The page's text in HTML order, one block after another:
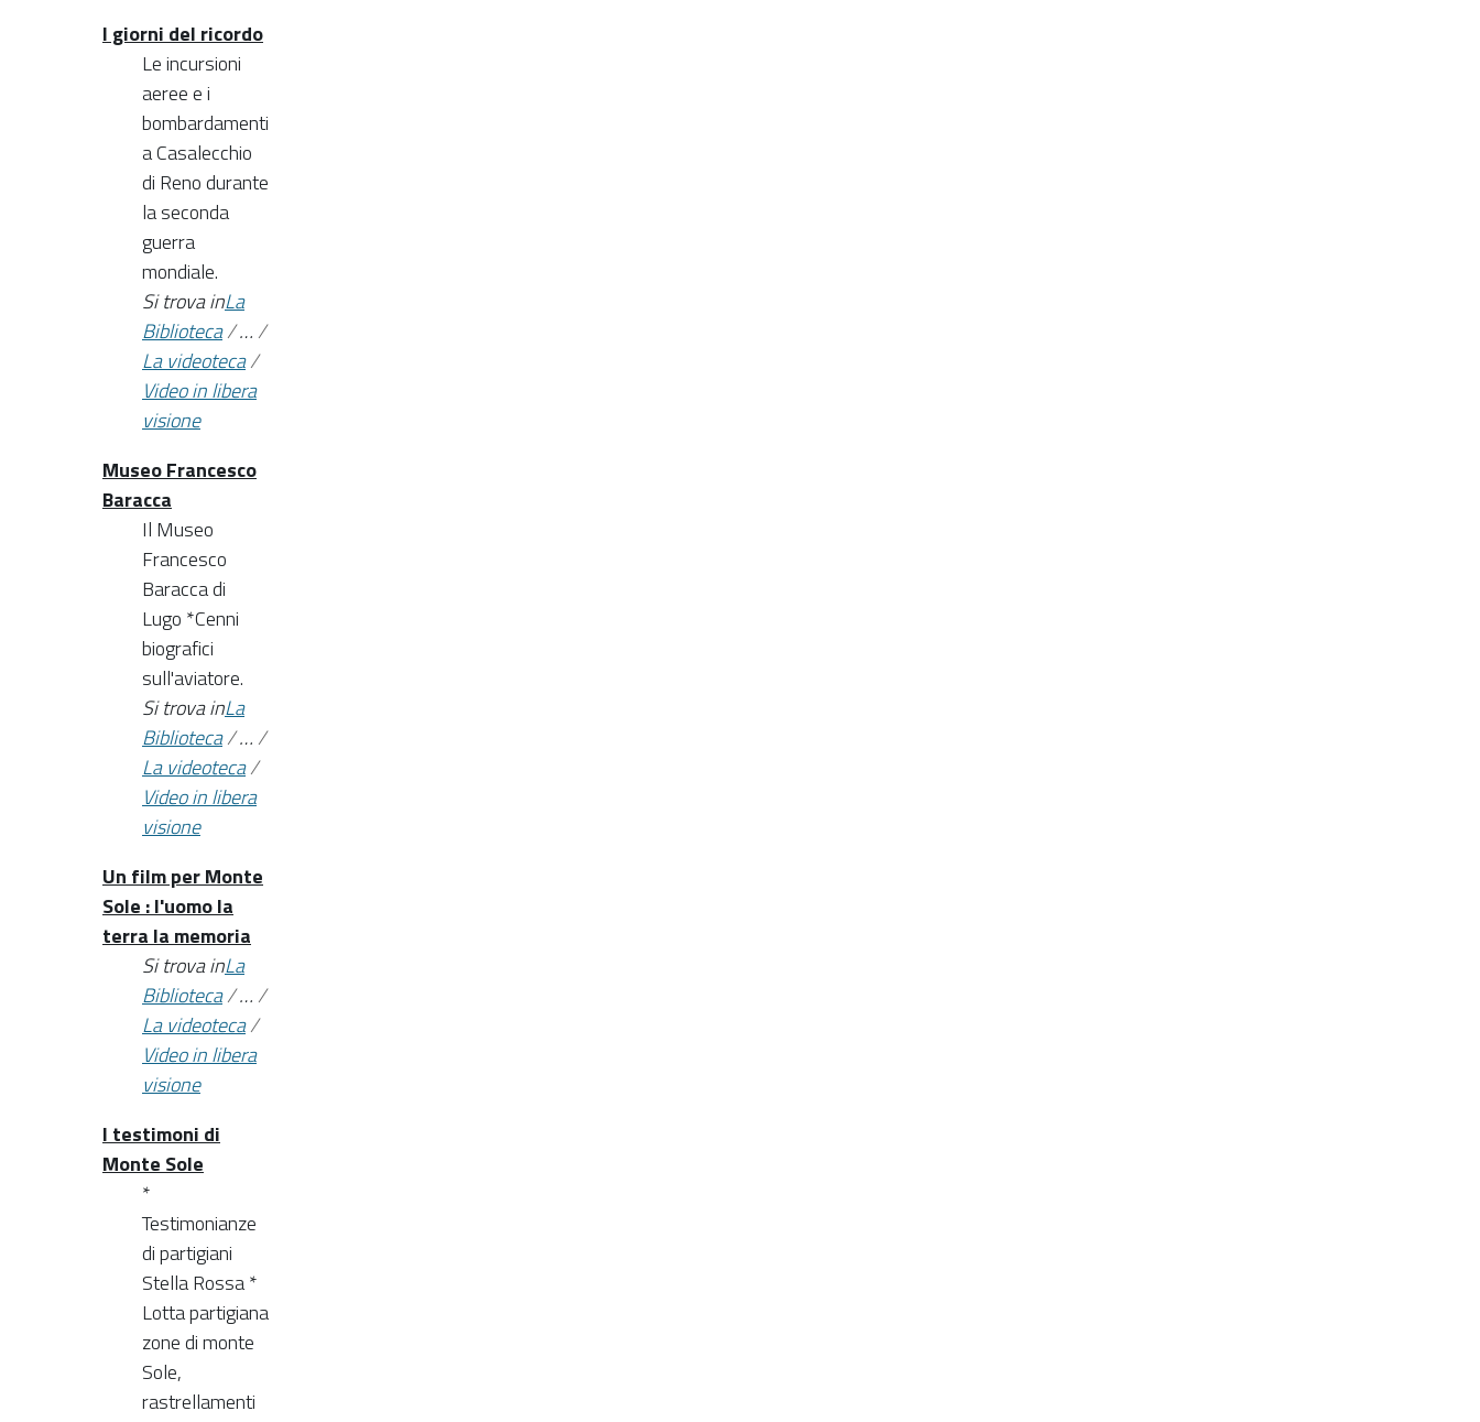
I giorni del ricordo
Le incursioni
aeree e i
bombardamenti
a Casalecchio
di Reno durante
la seconda
guerra
mondiale.
Si trova inLa
Biblioteca/… /
La videoteca/
Video in libera
visione
Museo Francesco
Baracca
Il Museo
Francesco
Baracca di
Lugo *Cenni
biografici
sull'aviatore.
Si trova inLa
Biblioteca/… /
La videoteca/
Video in libera
visione
Un film per Monte
Sole : l'uomo la
terra la memoria
Si trova inLa
Biblioteca/… /
La videoteca/
Video in libera
visione
I testimoni di
Monte Sole
*
Testimonianze
di partigiani
Stella Rossa *
Lotta partigiana
zone di monte
Sole,
rastrellamenti